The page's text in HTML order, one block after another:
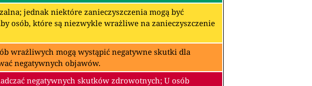
jednak niektóre zanieczyszczenia mogą być
osób, które są niezwykle wrażliwe na zanieczyszczenie
wrażliwych mogą wystąpić negatywne skutki dla
negatywnych objawów.
negatywnych skutków zdrowotnych; U osób